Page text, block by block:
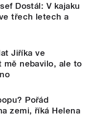
Dostál: V kajaku
třech letech a
Jiříka ve
mě nebavilo, ale to
Pořád
zemi, říká Helena